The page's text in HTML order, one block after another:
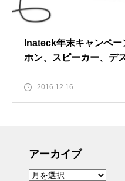
Inateck年末キャンペ
ホン、スピーカー、デ
2016.12.16
アーカイブ
ア